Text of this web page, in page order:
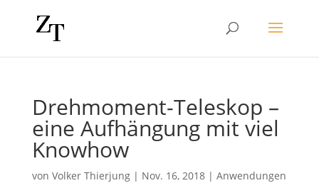
Drehmoment-Teleskop –
eine Aufhängung mit viel
Knowhow
von Volker Thierjung| Nov. 16, 2018| Anwendungen